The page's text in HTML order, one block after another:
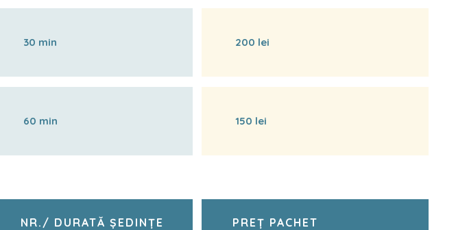
30 min
60 min
200 lei
150 lei
NR./ DURATĂ ȘEDINȚE PREȚ PACHET